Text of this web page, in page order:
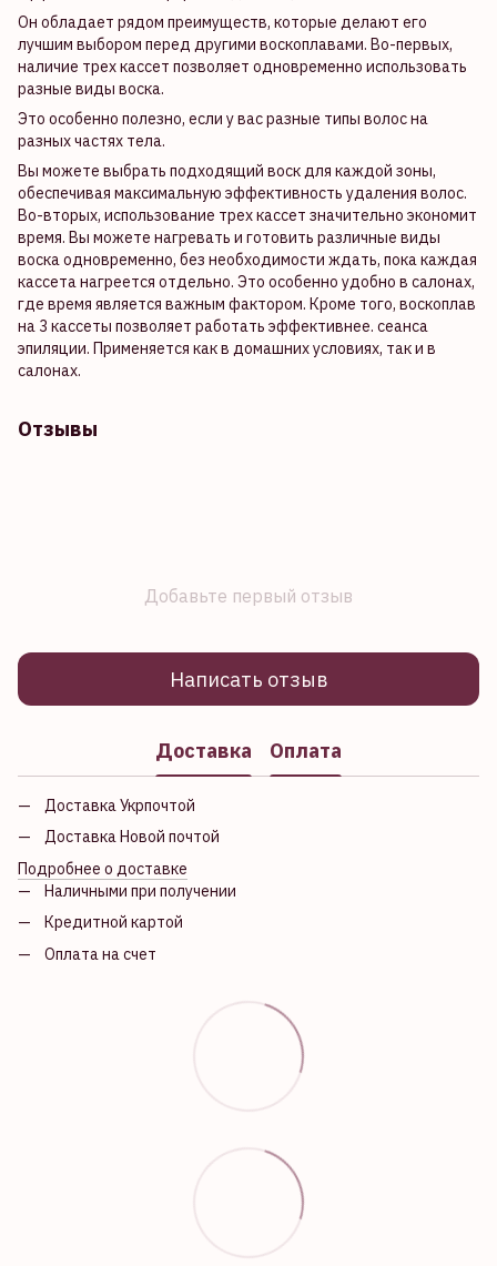
Он обладает рядом преимуществ, которые делают его
лучшим выбором перед другими воскоплавами. Во-первых,
наличие трех кассет позволяет одновременно использовать
разные виды воска.
Это особенно полезно, если у вас разные типы волос на
разных частях тела.
Вы можете выбрать подходящий воск для каждой зоны,
обеспечивая максимальную эффективность удаления волос.
Во-вторых, использование трех кассет значительно экономит
время. Вы можете нагревать и готовить различные виды
воска одновременно, без необходимости ждать, пока каждая
кассета нагреется отдельно. Это особенно удобно в салонах,
где время является важным фактором. Кроме того, воскоплав
на 3 кассеты позволяет работать эффективнее. сеанса
эпиляции. Применяется как в домашних условиях, так и в
салонах.
Отзывы
Добавьте первый отзыв
Написать отзыв
Доставка Оплата
Доставка Укрпочтой
Доставка Новой почтой
Подробнее о доставке
Наличными при получении
Кредитной картой
Оплата на счет